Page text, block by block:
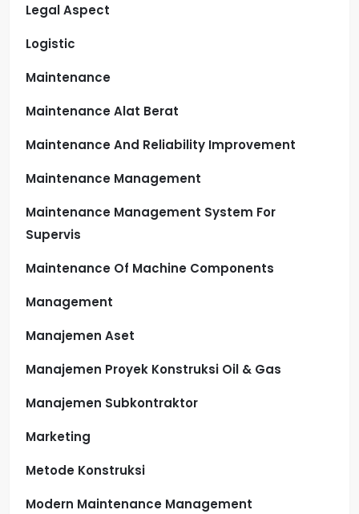
Legal Aspect
Logistic
Maintenance
Maintenance Alat Berat
Maintenance And Reliability Improvement
Maintenance Management
Maintenance Management System For
Supervis
Maintenance Of Machine Components
Management
Manajemen Aset
Manajemen Proyek Konstruksi Oil & Gas
Manajemen Subkontraktor
Marketing
Metode Konstruksi
Modern Maintenance Management